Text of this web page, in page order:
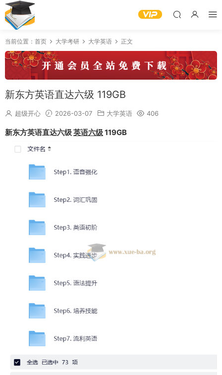
当前位置： 首页 大学考研 大学英语 正文
新东方英语直达六级 119GB
超级开心 2026-03-07 大学英语 406
新东方英语直达六级英语六级119GB